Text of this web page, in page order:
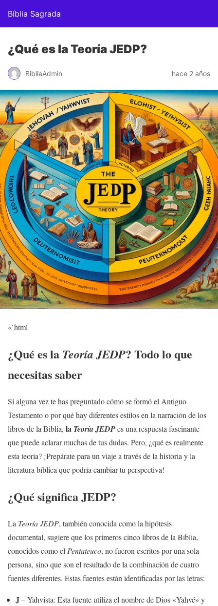
Bíblia Sagrada
¿Qué es la Teoría JEDP?
BibliaAdmin hace 2 años
«`html
¿Qué es la Teoría JEDP? Todo lo que
necesitas saber
Si alguna vez te has preguntado cómo se formó el Antiguo
Testamento o por qué hay diferentes estilos en la narración de los
libros de la Biblia, la Teoría JEDPes una respuesta fascinante
que puede aclarar muchas de tus dudas. Pero, ¿qué es realmente
esta teoría? ¡Prepárate para un viaje a través de la historia y la
literatura bíblica que podría cambiar tu perspectiva!
¿Qué significa JEDP?
La Teoría JEDP, también conocida como la hipótesis
documental, sugiere que los primeros cinco libros de la Biblia,
conocidos como el Pentateuco, no fueron escritos por una sola
persona, sino que son el resultado de la combinación de cuatro
fuentes diferentes. Estas fuentes están identificadas por las letras:
J– Yahvista: Esta fuente utiliza el nombre de Dios «Yahvé» y